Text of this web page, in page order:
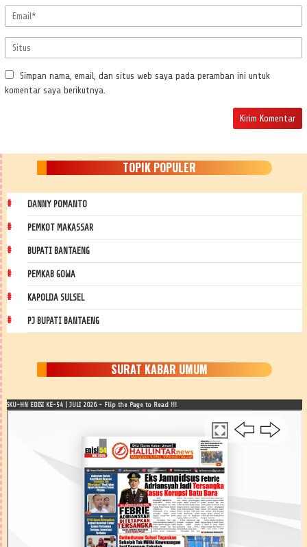
Simpan nama, email, dan situs web saya pada peramban ini untuk
komentar saya berikutnya.
TOPIK POPULER
DANNY POMANTO
PEMKOT MAKASSAR
BUPATI BANTAENG
PEMKAB GOWA
KAPOLDA SULSEL
PJ BUPATI BANTAENG
SURAT KABAR UMUM
SKU-HN EDISI KE-54 | JULI 2026 - Flip the Page to Read !!!